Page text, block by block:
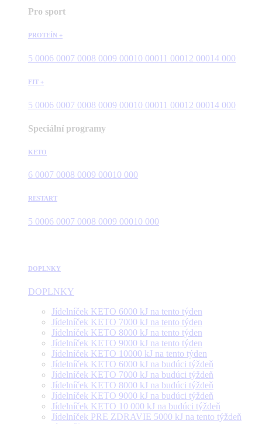
Pro sport
PROTEÍN +
5 0006 0007 0008 0009 00010 00011 00012 00014 000
FIT +
5 0006 0007 0008 0009 00010 00011 00012 00014 000
Speciální programy
KETO
6 0007 0008 0009 00010 000
RESTART
5 0006 0007 0008 0009 00010 000
DOPLNKY
DOPLNKY
Jídelníček KETO 6000 kJ na tento týden
Jídelníček KETO 7000 kJ na tento týden
Jídelníček KETO 8000 kJ na tento týden
Jídelníček KETO 9000 kJ na tento týden
Jídelníček KETO 10000 kJ na tento týden
Jídelníček KETO 6000 kJ na budúci týždeň
Jídelníček KETO 7000 kJ na budúci týždeň
Jídelníček KETO 8000 kJ na budúci týždeň
Jídelníček KETO 9000 kJ na budúci týždeň
Jídelníček KETO 10 000 kJ na budúci týždeň
Jídelníček PRE ZDRAVIE 5000 kJ na tento týždeň